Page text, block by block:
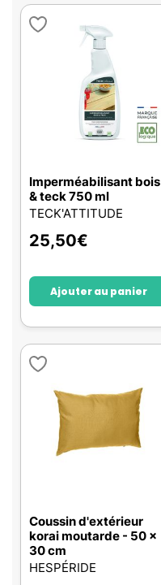
Imperméabilisant bois
& teck 750 ml
TECK'ATTITUDE
25,50€
Ajouter au panier
Coussin d'extérieur
korai moutarde - 50 x
30 cm
HESPÉRIDE